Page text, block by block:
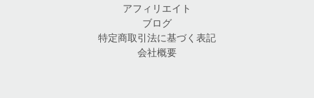
アフィリエイト
ブログ
特定商取引法に基づく表記
会社概要